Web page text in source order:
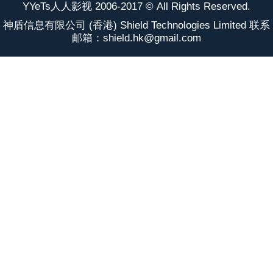
YYeTs人人影视 2006-2017 © All Rights Reserved.
神盾信息有限公司 (香港) Shield Technologies Limited 联系
邮箱：shield.hk@gmail.com